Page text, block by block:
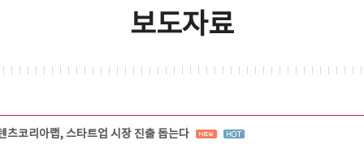
보도자료
츠코리아랩, 스타트업 시장 진출 돕는다